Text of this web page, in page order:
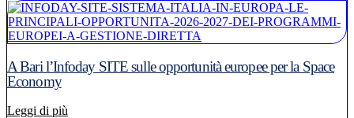
A Bari l’Infoday SITE sulle opportunità europee per la Space
Economy
Leggi di più